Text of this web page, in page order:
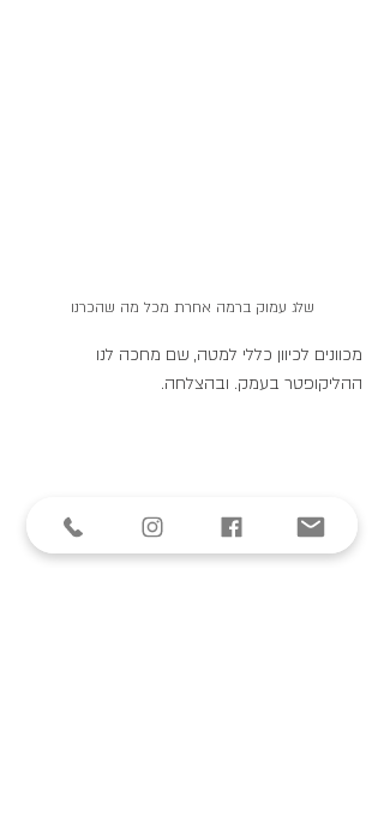
שלג עמוק ברמה אחרת מכל מה שהכרנו
מכוונים לכיוון כללי למטה, שם מחכה לנו
ההליקופטר בעמק. ובהצלחה.